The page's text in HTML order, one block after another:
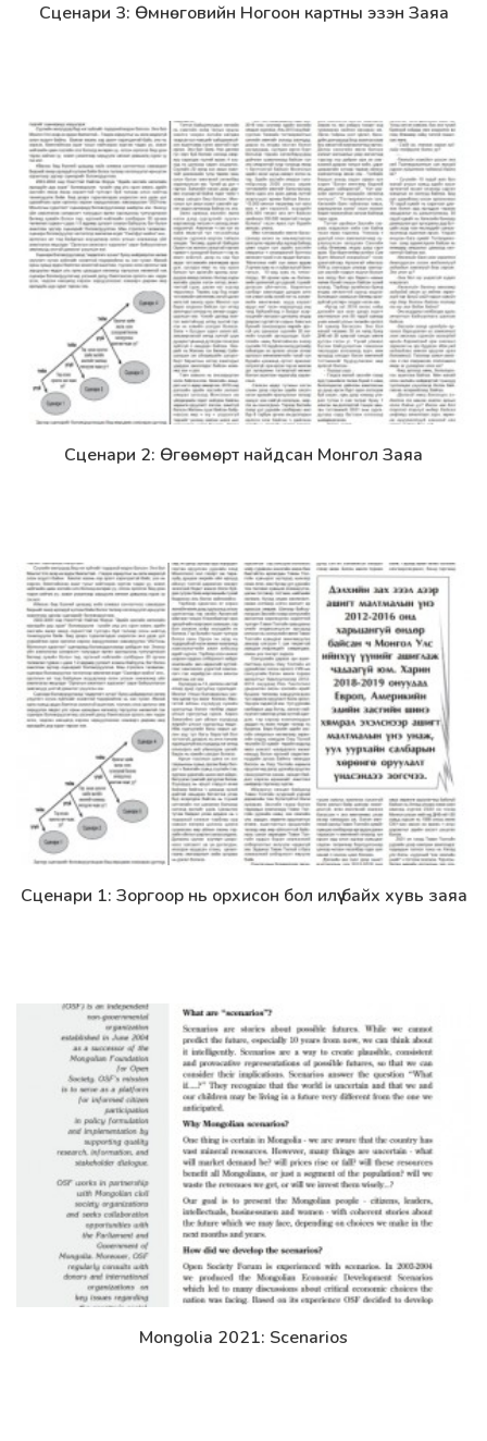
Дэлгэрэнгүй
Сценари 3: Өмнөговийн Ногоон картны эзэн Заяа
Дэлгэрэнгүй
Сценари 2: Өгөөмөрт найдсан Монгол Заяа
Дэлгэрэнгүй
Сценари 1: Зоргоор нь орхисон бол илүү байх хувь заяа
Дэлгэрэнгүй
Mongolia 2021: Scenarios